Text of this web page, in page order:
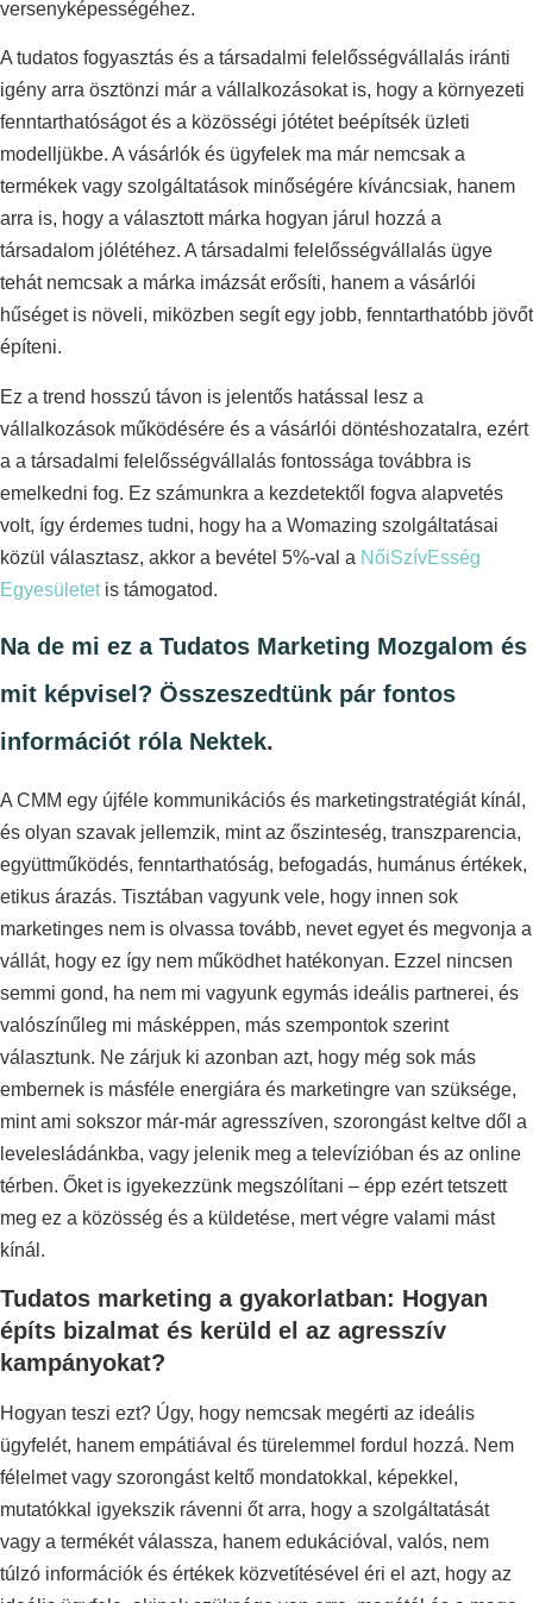
versenyképességéhez.
A tudatos fogyasztás és a társadalmi felelősségvállalás iránti
igény arra ösztönzi már a vállalkozásokat is, hogy a környezeti
fenntarthatóságot és a közösségi jótétet beépítsék üzleti
modelljükbe. A vásárlók és ügyfelek ma már nemcsak a
termékek vagy szolgáltatások minőségére kíváncsiak, hanem
arra is, hogy a választott márka hogyan járul hozzá a
társadalom jólétéhez. A társadalmi felelősségvállalás ügye
tehát nemcsak a márka imázsát erősíti, hanem a vásárlói
hűséget is növeli, miközben segít egy jobb, fenntarthatóbb jövőt
építeni.
Ez a trend hosszú távon is jelentős hatással lesz a
vállalkozások működésére és a vásárlói döntéshozatalra, ezért
a a társadalmi felelősségvállalás fontossága továbbra is
emelkedni fog. Ez számunkra a kezdetektől fogva alapvetés
volt, így érdemes tudni, hogy ha a Womazing szolgáltatásai
közül választasz, akkor a bevétel 5%-val a NőiSzívEsség
Egyesületet is támogatod.
Na de mi ez a Tudatos Marketing Mozgalom és
mit képvisel? Összeszedtünk pár fontos
információt róla Nektek.
A CMM egy újféle kommunikációs és marketingstratégiát kínál,
és olyan szavak jellemzik, mint az őszinteség, transzparencia,
együttműködés, fenntarthatóság, befogadás, humánus értékek,
etikus árazás. Tisztában vagyunk vele, hogy innen sok
marketinges nem is olvassa tovább, nevet egyet és megvonja a
vállát, hogy ez így nem működhet hatékonyan. Ezzel nincsen
semmi gond, ha nem mi vagyunk egymás ideális partnerei, és
valószínűleg mi másképpen, más szempontok szerint
választunk. Ne zárjuk ki azonban azt, hogy még sok más
embernek is másféle energiára és marketingre van szüksége,
mint ami sokszor már-már agresszíven, szorongást keltve dől a
levelesládánkba, vagy jelenik meg a televízióban és az online
térben. Őket is igyekezzünk megszólítani – épp ezért tetszett
meg ez a közösség és a küldetése, mert végre valami mást
kínál.
Tudatos marketing a gyakorlatban: Hogyan
építs bizalmat és kerüld el az agresszív
kampányokat?
Hogyan teszi ezt? Úgy, hogy nemcsak megérti az ideális
ügyfelét, hanem empátiával és türelemmel fordul hozzá. Nem
félelmet vagy szorongást keltő mondatokkal, képekkel,
mutatókkal igyekszik rávenni őt arra, hogy a szolgáltatását
vagy a termékét válassza, hanem edukációval, valós, nem
túlzó információk és értékek közvetítésével éri el azt, hogy az